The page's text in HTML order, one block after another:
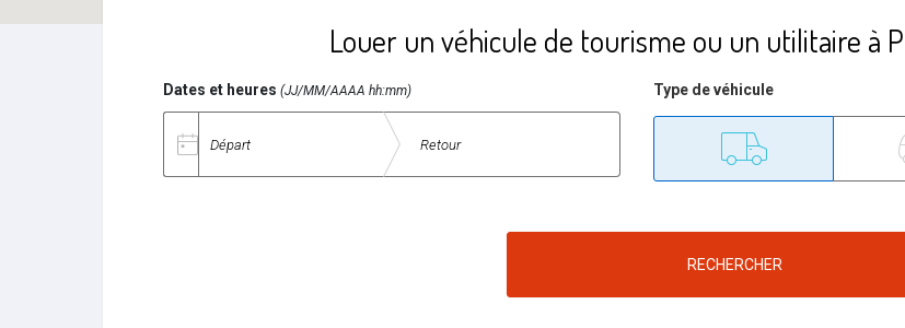
Louer un véhicule de tourisme ou un utilitaire à
Dates et heures (JJ/MM/AAAA hh:mm) Type de véhicule
RECHERCHER